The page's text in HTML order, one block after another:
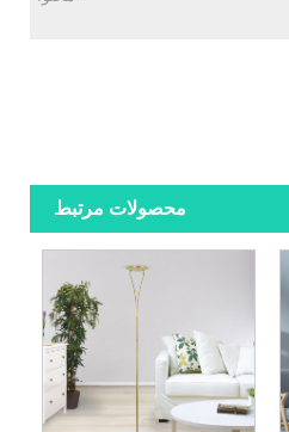
محصولات مرتبط